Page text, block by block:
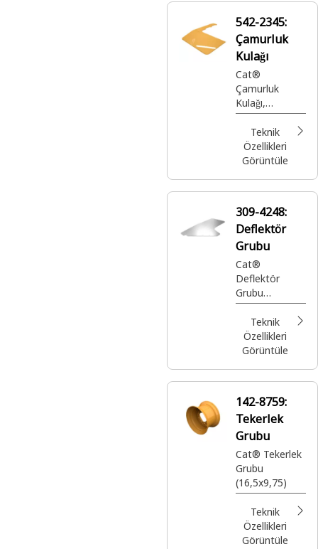
542-2345:
Çamurluk
Kulağı
Cat®
Çamurluk
Kulağı,
döküntü ve
çamur
sıçramasını
azaltmak,
güvenliği
tasarlanmış
koruyucu bir
aksesuardır
Teknik
Özellikleri
Görüntüle
309-4248:
Deflektör
Grubu
Cat®
Deflektör
Grubu
(Çamurluk
Kulağı)
Teknik
Özellikleri
Görüntüle
142-8759:
Tekerlek
Grubu
Cat® Tekerlek
Grubu
(16,5x9,75)
Teknik
Özellikleri
Görüntüle